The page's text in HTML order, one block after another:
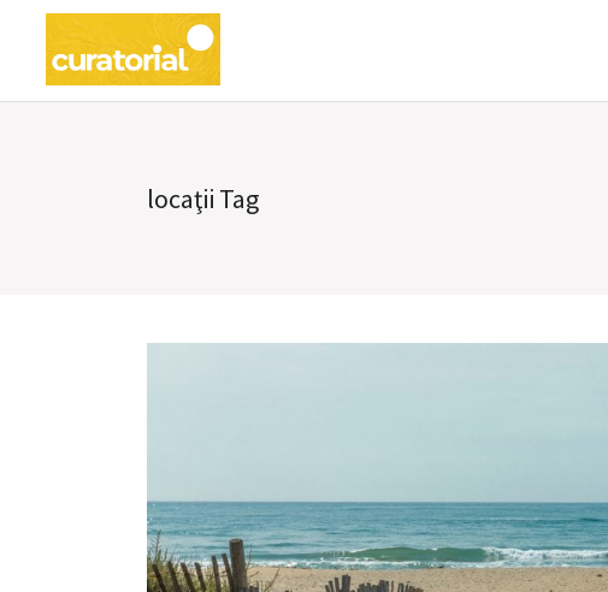
locaţii Tag